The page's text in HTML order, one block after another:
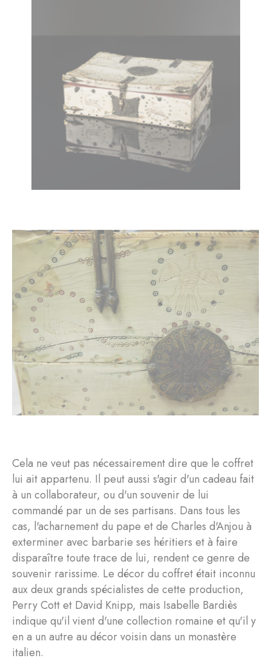
Cela ne veut pas nécessairement dire que le coffret
lui ait appartenu. Il peut aussi s'agir d'un cadeau fait
à un collaborateur, ou d'un souvenir de lui
commandé par un de ses partisans. Dans tous les
cas, l'acharnement du pape et de Charles d'Anjou à
exterminer avec barbarie ses héritiers et à faire
disparaître toute trace de lui, rendent ce genre de
souvenir rarissime. Le décor du coffret était inconnu
aux deux grands spécialistes de cette production,
Perry Cott et David Knipp, mais Isabelle Bardiès
indique qu'il vient d'une collection romaine et qu'il y
en a un autre au décor voisin dans un monastère
italien.